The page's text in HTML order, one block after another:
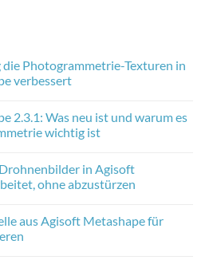
Photogrammetrie-Texturen in
verbessert
2.3.1: Was neu ist und warum es
wichtig ist
in Agisoft
ohne abzustürzen
aus Agisoft Metashape für